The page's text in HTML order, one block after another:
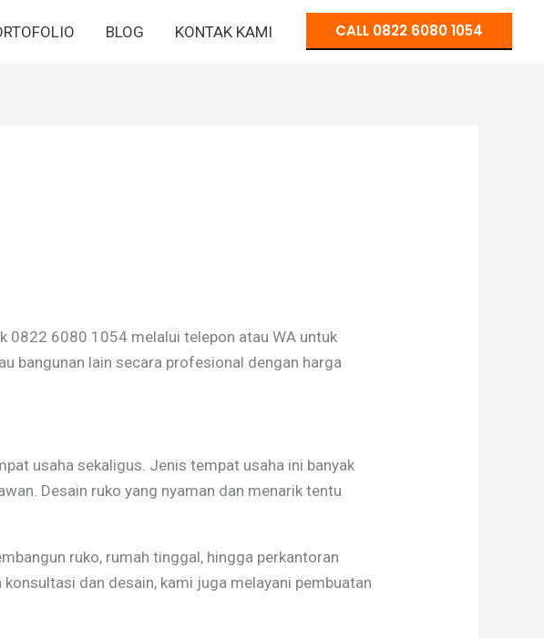
BLOG KONTAK KAMI CALL 0822 6080 1054
0822 6080 1054 melalui telepon atau WA untuk
bangunan lain secara profesional dengan harga
usaha sekaligus. Jenis tempat usaha ini banyak
Desain ruko yang nyaman dan menarik tentu
ruko, rumah tinggal, hingga perkantoran
dan desain, kami juga melayani pembuatan